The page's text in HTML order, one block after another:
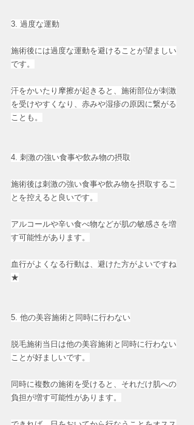
3. 過度な運動
施術後には過度な運動を避けることが望ましい
です。
汗をかいたり摩擦が起きると、施術部位が刺激
を受けやすくなり、赤みや湿疹の原因に繋がる
ことも。
4. 刺激の強い食事や飲み物の摂取
施術後は刺激の強い食事や飲み物を摂取するこ
とを控えると良いです。
アルコールや辛い食べ物などが肌の敏感さを増
す可能性があります。
血行がよくなる行動は、避けた方がよいですね
★
5. 他の美容施術と同時に行わない
脱毛施術当日は他の美容施術と同時に行わない
ことが好ましいです。
同時に複数の施術を受けると、それだけ肌への
負担が増す可能性があります。